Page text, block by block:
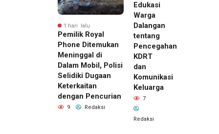
1 hari lalu
Pemilik Royal
Phone Ditemukan
Meninggal di
Dalam Mobil, Polisi
Selidiki Dugaan
Keterkaitan
dengan Pencurian
9 Redaksi
Edukasi
Warga
Dalangan
tentang
Pencegahan
KDRT
dan
Komunikasi
Keluarga
7
Redaksi